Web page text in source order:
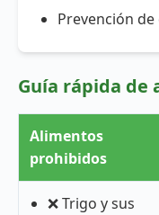
Prevención
Guía rápida de
Alimentos
prohibidos
❌ Trigo y sus